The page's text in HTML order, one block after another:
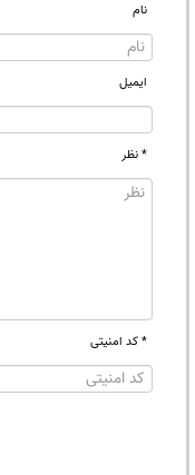
نام
ایمیل
* نظر
* کد امنیتی